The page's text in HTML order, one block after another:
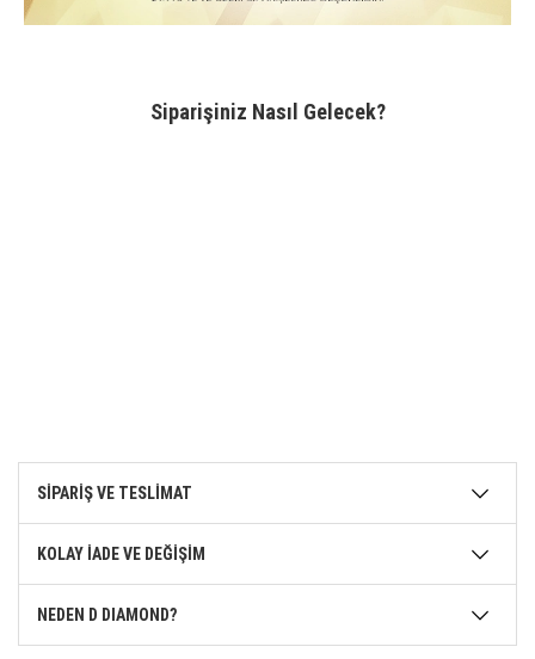
Siparişiniz Nasıl Gelecek?
SİPARİŞ VE TESLİMAT
KOLAY İADE VE DEĞİŞİM
NEDEN D DIAMOND?